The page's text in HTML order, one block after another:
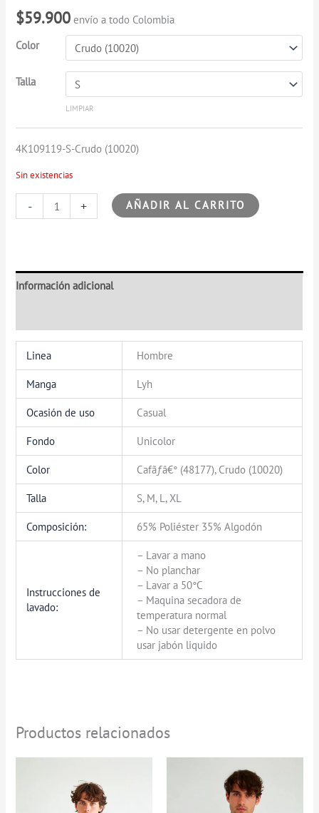
$59.900 envío a todo Colombia
Color
Talla
LIMPIAR
4K109119-S-Crudo (10020)
Sin existencias
-
cantidad
+ AÑADIR AL CARRITO
Información adicional
Linea Hombre
Manga Lyh
Ocasión de uso Casual
Fondo Unicolor
Color Cafãƒâ€° (48177), Crudo (10020)
Talla S, M, L, XL
Composición: 65% Poliéster 35% Algodón
Instrucciones de
lavado:
– Lavar a mano
– No planchar
– Lavar a 50°C
– Maquina secadora de
temperatura normal
– No usar detergente en polvo
usar jabón liquido
Productos relacionados